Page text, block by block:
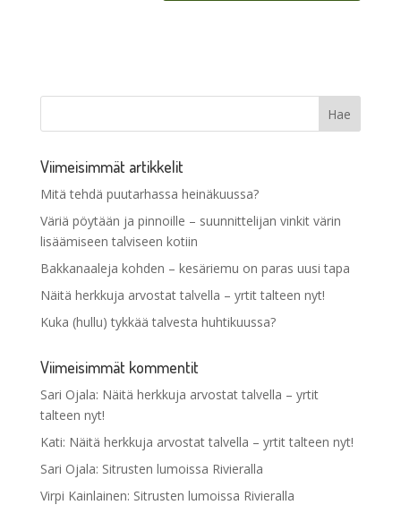
Viimeisimmät artikkelit
Mitä tehdä puutarhassa heinäkuussa?
Väriä pöytään ja pinnoille – suunnittelijan vinkit värin
lisäämiseen talviseen kotiin
Bakkanaaleja kohden – kesäriemu on paras uusi tapa
Näitä herkkuja arvostat talvella – yrtit talteen nyt!
Kuka (hullu) tykkää talvesta huhtikuussa?
Viimeisimmät kommentit
Sari Ojala: Näitä herkkuja arvostat talvella – yrtit
talteen nyt!
Kati: Näitä herkkuja arvostat talvella – yrtit talteen nyt!
Sari Ojala: Sitrusten lumoissa Rivieralla
Virpi Kainlainen: Sitrusten lumoissa Rivieralla